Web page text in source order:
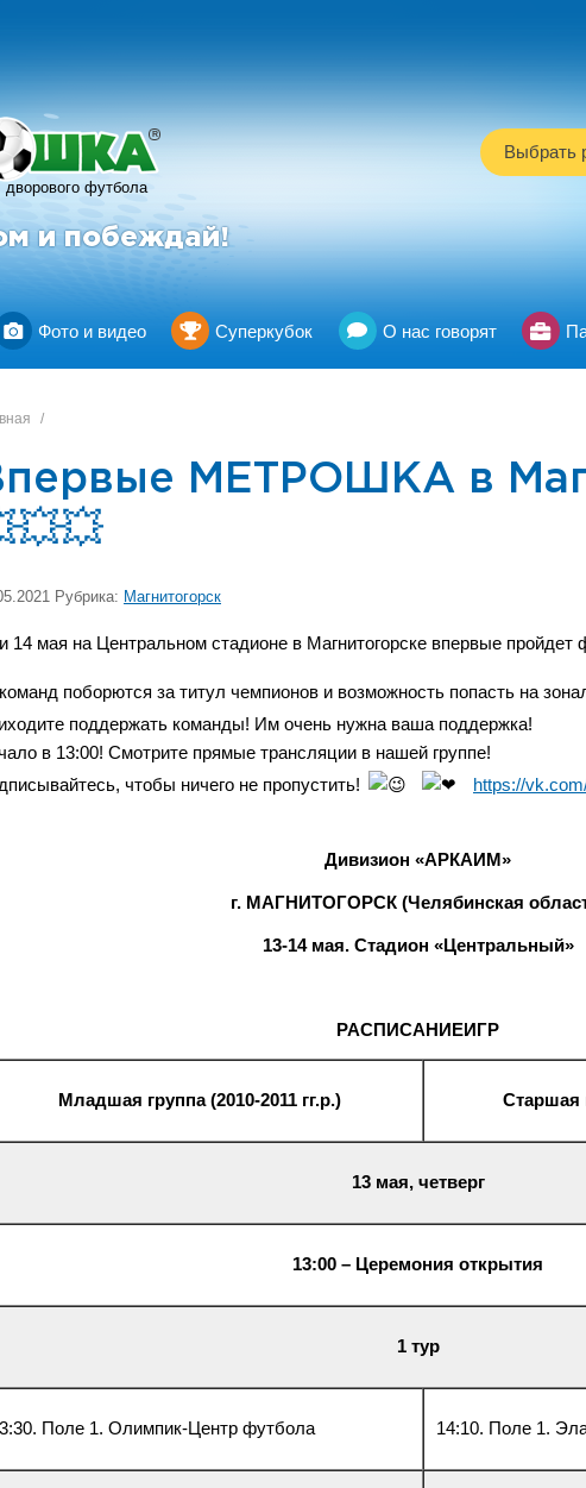
дворового футбола
R
и побеждай!
Выбрать
Фото и видео Суперкубок О нас говорят
/
МЕТРОШКА в
Рубрика: Магнитогорск
14 мая на Центральном стадионе в Магнитогорске впервые
поборются за титул чемпионов и возможность попасть на
поддержать команды! Им очень нужна ваша поддержка!
в 13:00! Смотрите прямые трансляции в нашей группе!
чтобы ничего не пропустить!
https://
Дивизион «АРКАИМ»
г. МАГНИТОГОРСК (Челябинская
13-14 мая. Стадион «Центральный»
РАСПИСАНИЕИГР
Младшая группа (2010-2011 гг.р.) Старшая
13 мая, четверг
13:00 – Церемония открытия
1 тур
Поле 1. Олимпик-Центр футбола 14:10. Поле 1.